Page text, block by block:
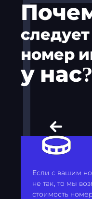
номер
у нас?
Если с вашим
не так, то мы
стоимость